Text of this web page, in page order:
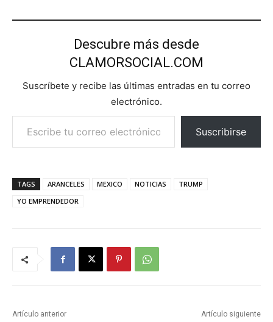
Descubre más desde
CLAMORSOCIAL.COM
Suscríbete y recibe las últimas entradas en tu correo
electrónico.
Escribe tu correo electrónico…
Suscribirse
TAGS ARANCELES MEXICO NOTICIAS
TRUMP
YO EMPRENDEDOR
Artículo anterior Artículo siguiente